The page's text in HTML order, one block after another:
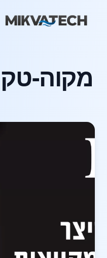
מקוה-טק